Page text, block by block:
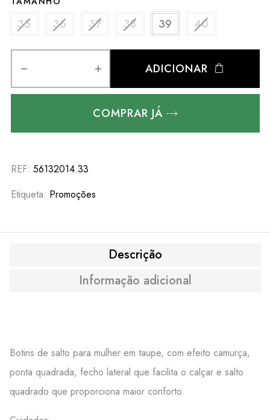
35 36 37 38 39 40
ADICIONAR
COMPRAR JÁ
REF: 56132014.33
Etiqueta: Promoções
Descrição
Informação adicional
Botins de salto para mulher em taupe, com efeito camurça,
ponta quadrada, fecho lateral que facilita o calçar e salto
quadrado que proporciona maior conforto.